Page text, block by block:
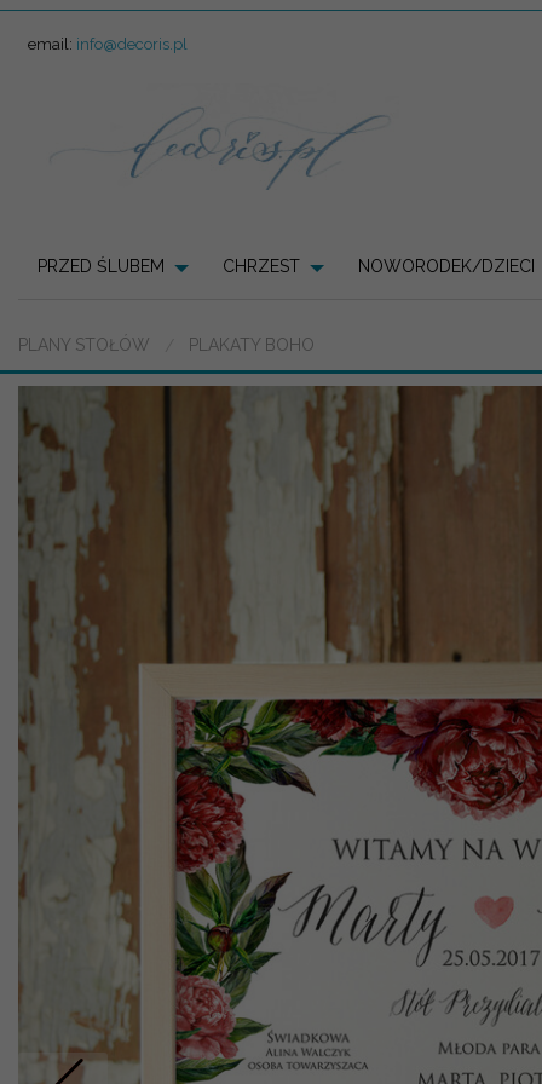
email: info@decoris.pl
PRZED ŚLUBEM CHRZEST NOWORODEK/DZIECI
PLANY STOŁÓW PLAKATY BOHO